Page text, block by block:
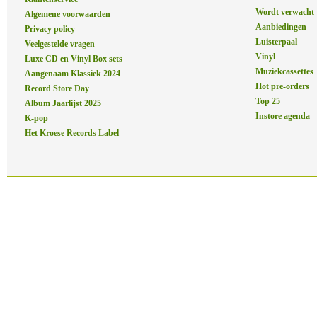
Algemene voorwaarden
Privacy policy
Veelgestelde vragen
Luxe CD en Vinyl Box sets
Aangenaam Klassiek 2024
Record Store Day
Album Jaarlijst 2025
K-pop
Het Kroese Records Label
Wordt verwacht
Aanbiedingen
Luisterpaal
Vinyl
Muziekcassettes
Hot pre-orders
Top 25
Instore agenda